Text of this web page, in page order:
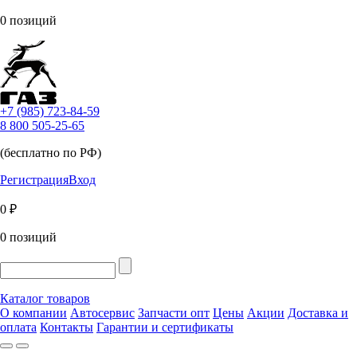
0 позиций
+7 (985) 723-84-59
8 800 505-25-65
(бесплатно по РФ)
РегистрацияВход
0 ₽
0 позиций
Каталог товаров
О компании Автосервис Запчасти опт Цены Акции Доставка и
оплата Контакты Гарантии и сертификаты